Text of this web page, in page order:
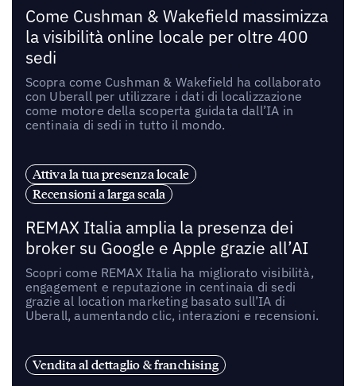
Come Cushman & Wakefield massimizza
la visibilità online locale per oltre 400
sedi
Scopra come Cushman & Wakefield ha collaborato
con Uberall per utilizzare i dati di localizzazione
come motore della scoperta guidata dall’IA in
centinaia di sedi in tutto il mondo.
Attiva la tua presenza locale
Recensioni a larga scala
REMAX Italia amplia la presenza dei
broker su Google e Apple grazie all’AI
Scopri come REMAX Italia ha migliorato visibilità,
engagement e reputazione in centinaia di sedi
grazie al location marketing basato sull’IA di
Uberall, aumentando clic, interazioni e recensioni.
Vendita al dettaglio & franchising